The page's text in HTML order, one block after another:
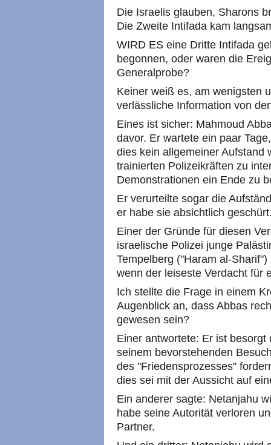
Die Israelis glauben, Sharons
Die Zweite Intifada kam
WIRD ES eine Dritte Intifada
begonnen, oder waren die
Generalprobe?
Keiner weiß es, am wenigsten
verlässliche Information von
Eines ist sicher: Mahmoud
davor. Er wartete ein paar
dies kein allgemeiner Aufstand
trainierten Polizeikräften zu
Demonstrationen ein Ende zu
Er verurteilte sogar die
er habe sie absichtlich
Einer der Gründe für diesen
israelische Polizei junge
Tempelberg ("Haram al-
wenn der leiseste Verdacht für
Ich stellte die Frage in einem
Augenblick an, dass Abbas
gewesen sein?
Einer antwortete: Er ist
seinem bevorstehenden
des "Friedensprozesses"
dies sei mit der Aussicht auf
Ein anderer sagte: Netanjahu
habe seine Autorität verloren
Partner.